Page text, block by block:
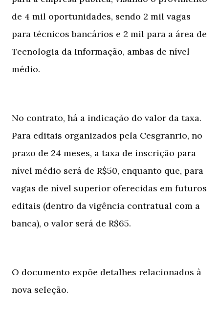
de 4 mil oportunidades, sendo 2 mil vagas
para técnicos bancários e 2 mil para a área de
Tecnologia da Informação, ambas de nível
médio.
No contrato, há a indicação do valor da taxa.
Para editais organizados pela Cesgranrio, no
prazo de 24 meses, a taxa de inscrição para
nível médio será de R$50, enquanto que, para
vagas de nível superior oferecidas em futuros
editais (dentro da vigência contratual com a
banca), o valor será de R$65.
O documento expõe detalhes relacionados à
nova seleção.